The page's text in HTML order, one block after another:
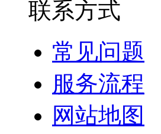
常见问题
服务流程
网站地图